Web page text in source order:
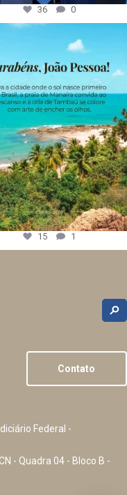
36 0
15 1
Contato
Federal -
- Quadra 04 - Bloco B -